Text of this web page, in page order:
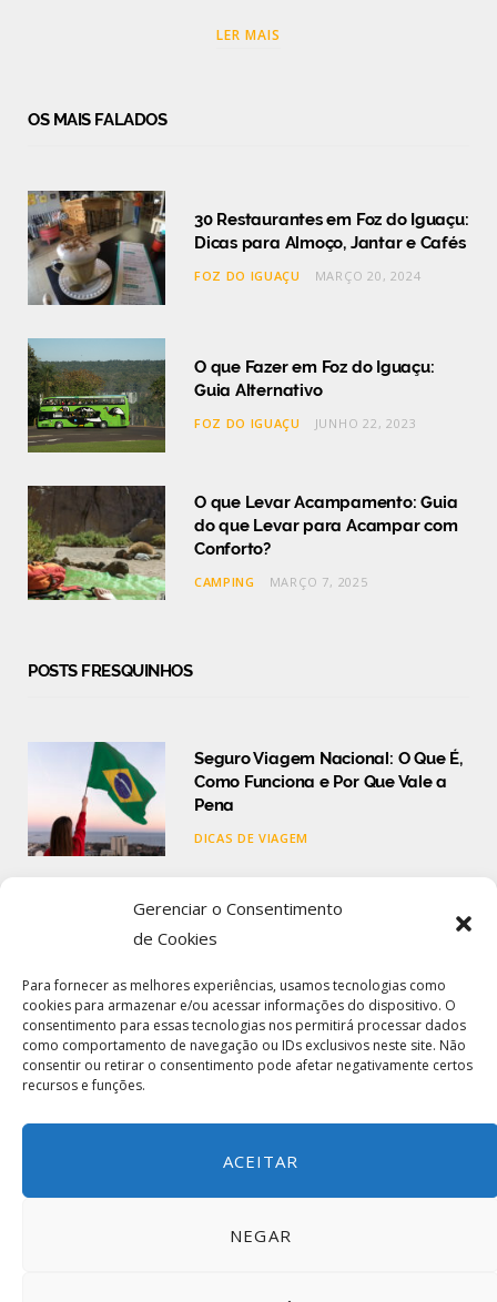
Gerenciar o Consentimento
de Cookies
Para fornecer as melhores experiências, usamos tecnologias como
cookies para armazenar e/ou acessar informações do dispositivo. O
consentimento para essas tecnologias nos permitirá processar dados
como comportamento de navegação ou IDs exclusivos neste site. Não
consentir ou retirar o consentimento pode afetar negativamente certos
recursos e funções.
ACEITAR
NEGAR
LER MAIS
OS MAIS FALADOS
30 Restaurantes em Foz do Iguaçu:
Dicas para Almoço, Jantar e Cafés
FOZ DO IGUAÇU MARÇO 20, 2024
O que Fazer em Foz do Iguaçu:
Guia Alternativo
FOZ DO IGUAÇU JUNHO 22, 2023
O que Levar Acampamento: Guia
do que Levar para Acampar com
Conforto?
CAMPING MARÇO 7, 2025
POSTS FRESQUINHOS
Seguro Viagem Nacional: O Que É,
Como Funciona e Por Que Vale a
Pena
DICAS DE VIAGEM
Seguro Viagem Internacional: O
Que É, Como Funciona e Como
DICAS DE VIAGEM
Comparar Seguro Viagem: Guia
Completo para Escolher o Melhor
© 2025 Local Planet